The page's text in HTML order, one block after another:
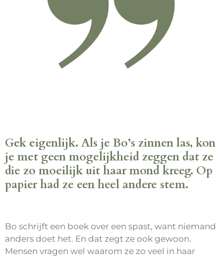
Gek eigenlijk. Als je Bo’s zinnen las, kon
je met geen mogelijkheid zeggen dat ze
die zo moeilijk uit haar mond kreeg. Op
papier had ze een heel andere stem.
Bo schrijft een boek over een spast, want niemand
anders doet het. En dat zegt ze ook gewoon.
Mensen vragen wel waarom ze zo veel in haar